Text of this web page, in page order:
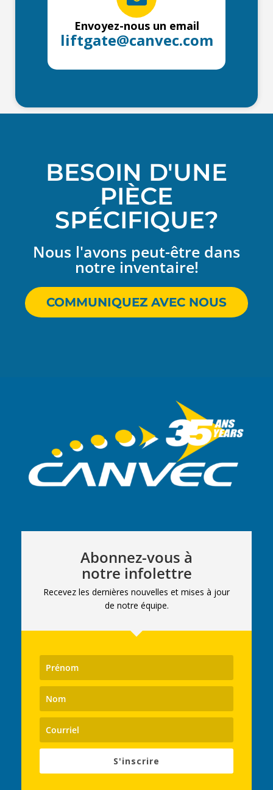
Envoyez-nous un email
liftgate@canvec.com
BESOIN D'UNE
PIÈCE
SPÉCIFIQUE?
Nous l'avons peut-être dans
notre inventaire!
COMMUNIQUEZ AVEC NOUS
Abonnez-vous à
notre infolettre
Recevez les dernières nouvelles et mises à jour
de notre équipe.
S'inscrire